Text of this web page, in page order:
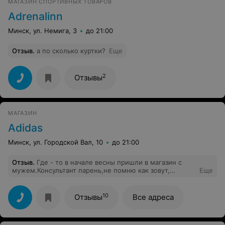
МАГАЗИН СПОРТИВНЫХ ТОВАРОВ
Adrenalinn
Минск, ул. Немига, 3 до 21:00
Отзыв. а по сколько куртки? Еще
Отзывы2
МАГАЗИН
Adidas
Минск, ул. Городской Вал, 10 до 21:00
Отзыв. Где - то в начале весны пришли в магазин с
мужем.Консультант парень,не помню как зовут,
приветливый, если честно думала в таких магазинах
всегда так, но сегодня утром мои ожидания не
оправдались. Я много работала и в свой первый
выходной решила купить то, что давно хотела, да и
скидка как оказалось по итогу на них сейчас 50%, я
Еще
Отзывы10 Все адреса